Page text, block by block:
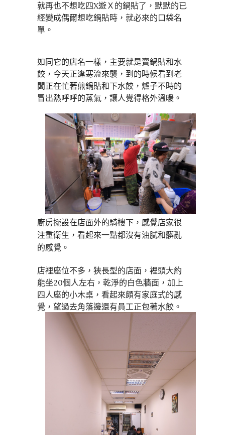
就再也不想吃四X遊Ｘ的鍋貼了，默默的已
經變成偶爾想吃鍋貼時，就必來的口袋名
單。
如同它的店名一樣，主要就是賣鍋貼和水
餃，今天正逢寒流來襲，到的時候看到老
闆正在忙著煎鍋貼和下水餃，爐子不時的
冒出熱呼呼的蒸氣，讓人覺得格外溫暖。
廚房擺設在店面外的騎樓下，感覺店家很
注重衛生，看起來一點都沒有油膩和髒亂
的感覺。
店裡座位不多，狹長型的店面，裡頭大約
能坐20個人左右，乾淨的白色牆面，加上
四人座的小木桌，看起來頗有家庭式的感
覺，望過去角落邊還有員工正包著水餃。